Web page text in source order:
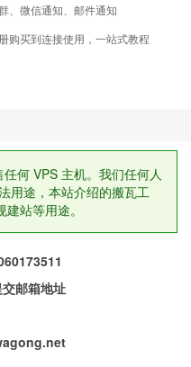
、微信通知、邮件通知
购买到连接使用，一站式教程
何 VPS 主机。我们任何人
用途，本站介绍的搬瓦工
站等用途。
邮箱地址